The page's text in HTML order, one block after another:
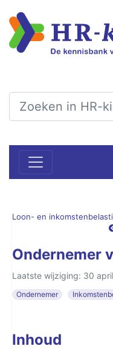
Loon- en
Ondernemer
Laatste wijziging: 30
Ondernemer
Inhoud